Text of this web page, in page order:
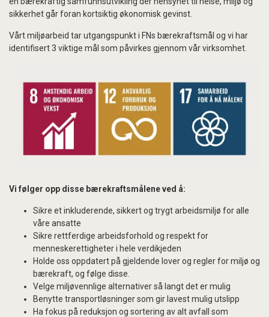
sikkerhet går foran kortsiktig økonomisk gevinst.
Vårt miljøarbeid tar utgangspunkt i FNs bærekraftsmål og vi har
identifisert 3 viktige mål som påvirkes gjennom vår virksomhet.
Vi følger opp disse bærekraftsmålene ved å:
Sikre et inkluderende, sikkert og trygt arbeidsmiljø for alle
våre ansatte
Sikre rettferdige arbeidsforhold og respekt for
menneskerettigheter i hele verdikjeden
Holde oss oppdatert på gjeldende lover og regler for miljø og
bærekraft, og følge disse.
Velge miljøvennlige alternativer så langt det er mulig
Benytte transportløsninger som gir lavest mulig utslipp
Ha fokus på reduksjon og sortering av alt avfall som